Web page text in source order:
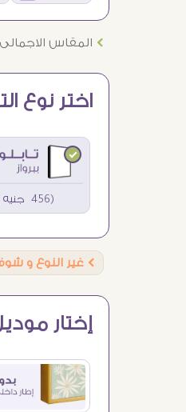
Ö المقاس الاجمالى
اختر نوع
(456 جنيه )
Ö غير النوع و
إختار